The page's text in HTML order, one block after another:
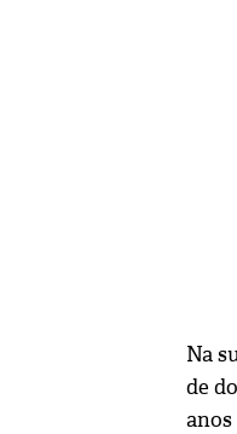
Na
de